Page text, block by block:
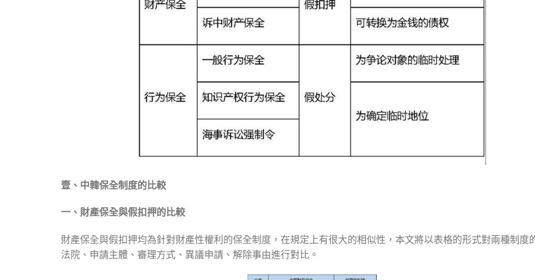
壹、中韓保全制度的比較
一、財產保全與假扣押的比較
財產保全與假扣押均為針對財產性權利的保全制度，在規定上有很大的相似性，本文將以表格的形式對兩種制度
法院、申請主體、審理方式、異議申請、解除事由進行對比。